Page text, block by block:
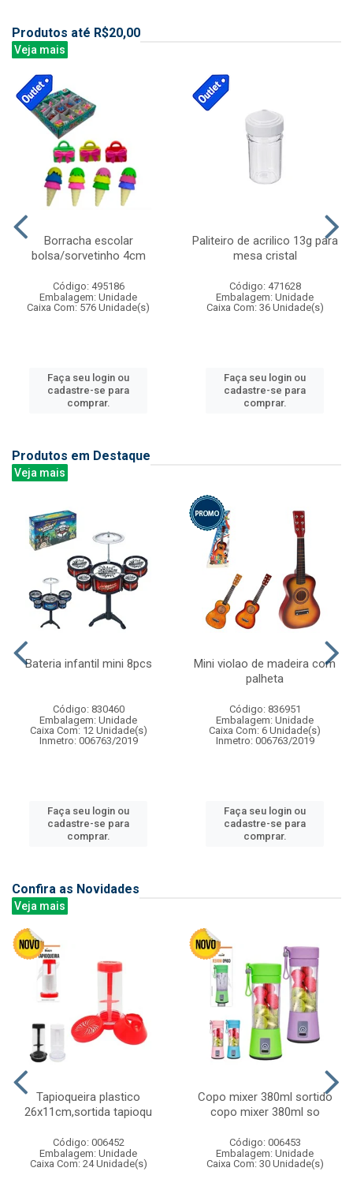
Produtos até R$20,00
Veja mais
Borracha escolar
bolsa/sorvetinho 4cm
Código: 495186
Embalagem: Unidade
Caixa Com: 576 Unidade(s)
Faça seu login ou
cadastre-se para
comprar.
Paliteiro de acrilico 13g para
mesa cristal
Código: 471628
Embalagem: Unidade
Caixa Com: 36 Unidade(s)
Faça seu login ou
cadastre-se para
comprar.
Produtos em Destaque
Veja mais
Bateria infantil mini 8pcs
Código: 830460
Embalagem: Unidade
Caixa Com: 12 Unidade(s)
Inmetro: 006763/2019
Faça seu login ou
cadastre-se para
comprar.
Mini violao de madeira com
palheta
Código: 836951
Embalagem: Unidade
Caixa Com: 6 Unidade(s)
Inmetro: 006763/2019
Faça seu login ou
cadastre-se para
comprar.
Confira as Novidades
Veja mais
Tapioqueira plastico
26x11cm,sortida tapioqu
Código: 006452
Embalagem: Unidade
Caixa Com: 24 Unidade(s)
Copo mixer 380ml sortido
copo mixer 380ml so
Código: 006453
Embalagem: Unidade
Caixa Com: 30 Unidade(s)